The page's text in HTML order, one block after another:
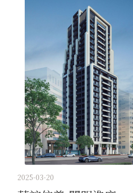
2025-03-20